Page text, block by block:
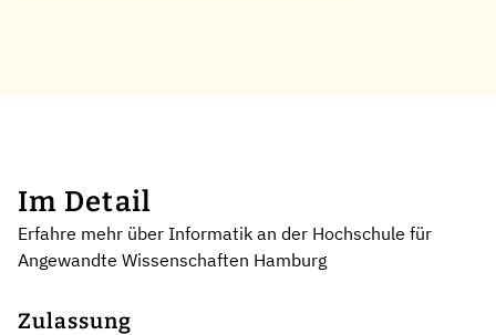
Im Detail
Erfahre mehr über Informatik an der Hochschule für
Angewandte Wissenschaften Hamburg
Zulassung